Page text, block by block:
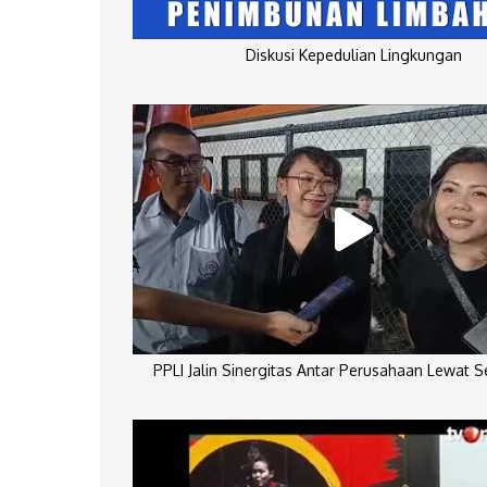
Diskusi Kepedulian Lingkungan
PPLI Jalin Sinergitas Antar Perusahaan Lewat